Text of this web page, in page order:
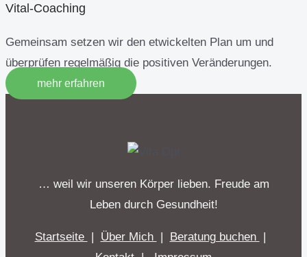
Vital-Coaching
Gemeinsam setzen wir den etwickelten Plan um und
überprüfen regelmäßig die positiven Veränderungen.
mehr erfahren
… weil wir unseren Körper lieben. Freude am
Leben durch Gesundheit!
Startseite | Über Mich | Beratung buchen |